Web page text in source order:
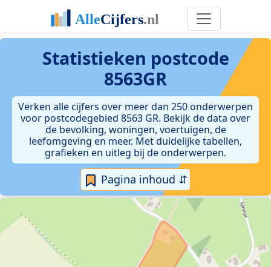
Statistieken postcode
8563GR
Verken alle cijfers over meer dan 250 onderwerpen
voor postcodegebied 8563 GR. Bekijk de data over
de bevolking, woningen, voertuigen, de
leefomgeving en meer. Met duidelijke tabellen,
grafieken en uitleg bij de onderwerpen.
Pagina inhoud ⇵